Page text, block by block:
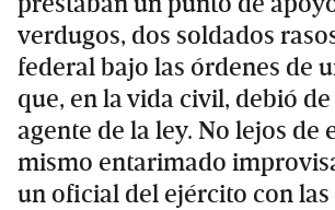
verdugos, dos soldados
federal bajo las órdenes de
que, en la vida civil, debió
agente de la ley. No lejos de
mismo entarimado
un oficial del ejército con las